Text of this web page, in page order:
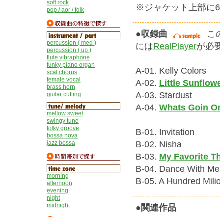
※ジャケット上部に
●収録曲
こ
にはRealPlayerが必
A-01. Kelly Colors
A-02. Little
A-03. Stardust
A-04. Whats Goin
B-01. Invitation
B-02. Nisha
B-03. My Favorite
B-04. Dance With Me
B-05. A Hundred
●関連作品
soft rock
pop / aor / folk
percussion ( med )
percussion ( up )
flute vibraphone
funky piano organ
scat chorus
female vocal
brass horn
guitar cutting
mellow sweet
swingy tune
folky groove
bossa nova
jazz bossa
morning
afternoon
evening
night
midnight